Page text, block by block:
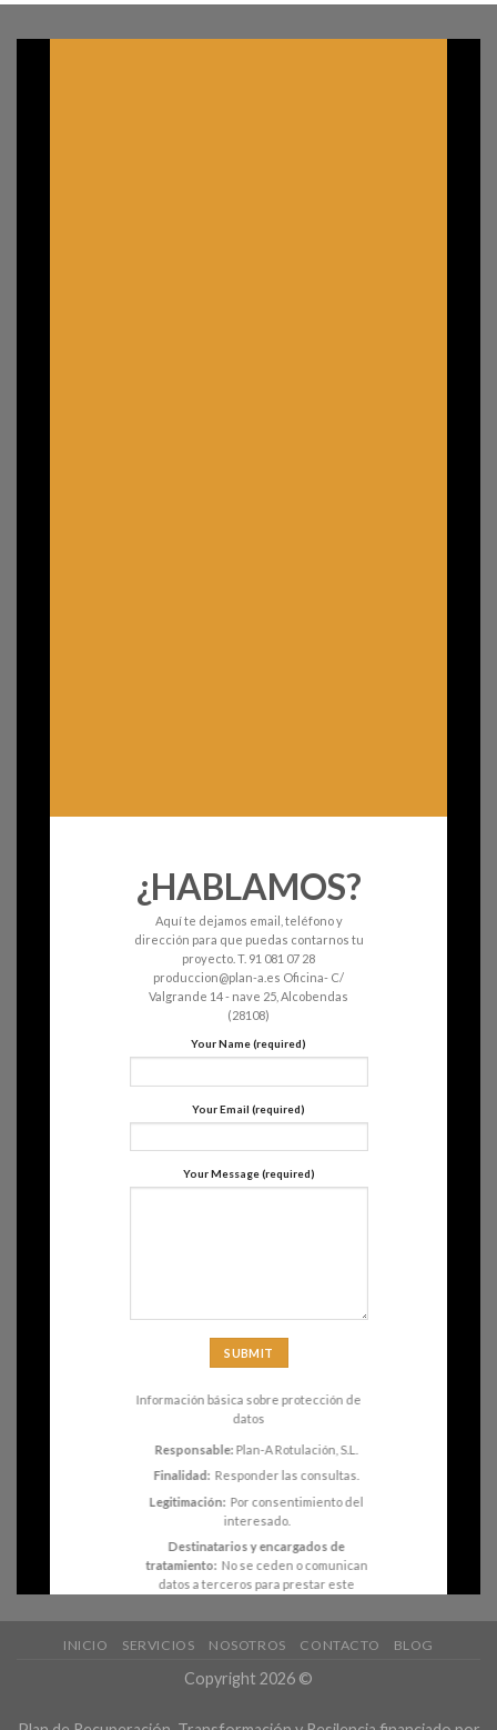
¿HABLAMOS?
Aquí te dejamos email, teléfono y
dirección para que puedas contarnos tu
proyecto. T. 91 081 07 28
produccion@plan-a.es Oficina- C/
Valgrande 14 - nave 25, Alcobendas
(28108)
Your Name (required)
Your Email (required)
Your Message (required)
Información básica sobre protección de
datos
Responsable: Plan-A Rotulación, S.L.
Finalidad: Responder las consultas.
Legitimación: Por consentimiento del
interesado.
Destinatarios y encargados de
tratamiento: No se ceden o comunican
datos a terceros para prestar este
servicios de alojamiento web a Ionos
que actúa como encargado de
Derechos: Acceder, rectificar y
INICIO SERVICIOS NOSOTROS CONTACTO BLOG
Copyright 2026 ©